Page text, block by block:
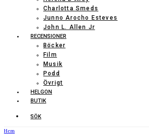
Charlotta Smeds
Junno Arocho Esteves
John L. Allen Jr
RECENSIONER
Böcker
Film
Musik
Podd
Övrigt
HELGON
BUTIK
SÖK
Hem